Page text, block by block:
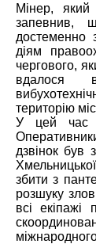
Мінер, який
запевнив,
достеменно
діям
чергового,
вдалося
територію
У цей час
дзвінок був
збити з
розшуку
всі екіпажі